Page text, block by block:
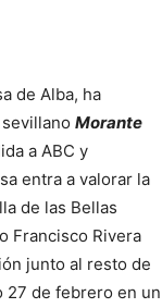
de Alba, ha
Morante
a ABC y
entra a valorar la
de las Bellas
Francisco Rivera
junto al resto de
27 de febrero en un